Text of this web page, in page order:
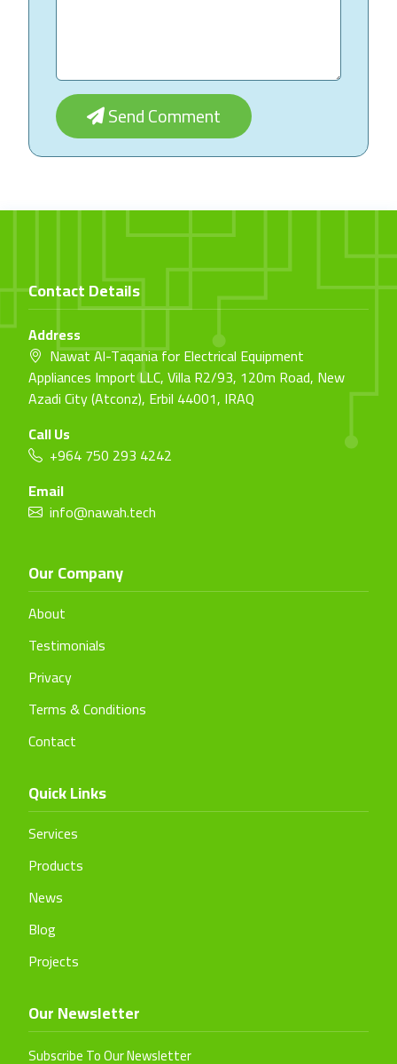
Send Comment
Contact Details
Address
Nawat Al-Taqania for Electrical Equipment
Appliances Import LLC, Villa R2/93, 120m Road, New
Azadi City (Atconz), Erbil 44001, IRAQ
Call Us
+964 750 293 4242
Email
info@nawah.tech
Our Company
About
Testimonials
Privacy
Terms & Conditions
Contact
Quick Links
Services
Products
News
Blog
Projects
Our Newsletter
Subscribe To Our Newsletter